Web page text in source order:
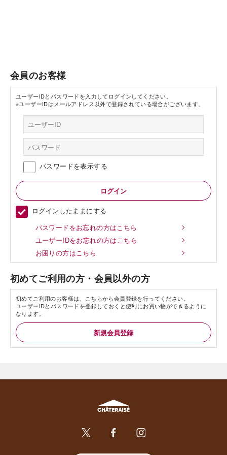
会員のお客様
ユーザーIDとパスワードを入力してログインしてください。
※ユーザーIDはメールアドレス以外で登録されている場合がございます。
パスワードを表示する
ログインしたままにする
パスワードをお忘れの方はこちら
ユーザーIDをお忘れの方はこちら
お困りの方はこちら
初めてご利用の方・会員以外の方
初めてご利用のお客様は、こちらから会員登録を行ってください。
ユーザーIDとパスワードを登録しておくと便利にお買い物ができるように
なります。